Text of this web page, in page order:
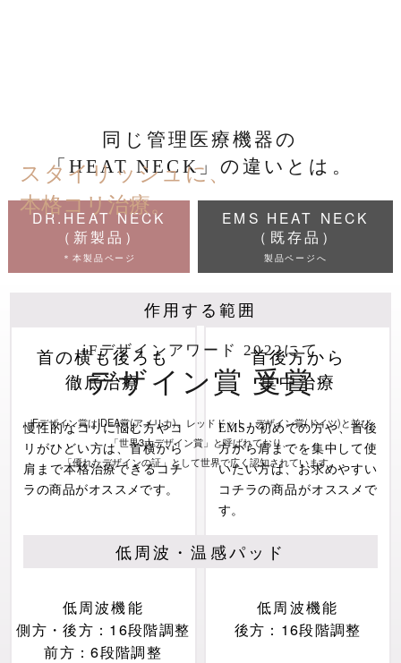
iFデザインアワード 2022にて
デザイン賞 受賞
iFデザイン賞はIDEA賞(アメリカ)、レッドドット・デザイン賞(ドイツ)と並び
「世界3大デザイン賞」と呼ばれており、
「優れたデザインの証」として世界で広く認知されています。
スタイリッシュに、
本格コリ治療。
同じ管理医療機器の
「HEAT NECK」の違いとは。
DR.HEAT NECK
（新製品）
＊本製品ページ
EMS HEAT NECK
（既存品）
製品ページへ
作用する範囲
首の横も後ろも
徹底治療
慢性的なコリに悩む方やコ
リがひどい方は、首横から
肩まで本格治療できるコチ
ラの商品がオススメです。
首後方から
集中治療
EMSが初めての方や、首後
方から肩までを集中して使
いたい方は、お求めやすい
コチラの商品がオススメで
す。
低周波・温感パッド
低周波機能
側方・後方：16段階調整
前方：6段階調整
低周波機能
後方：16段階調整